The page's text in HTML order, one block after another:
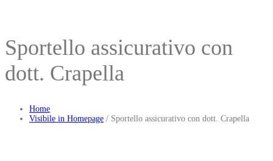
Sportello assicurativo con
dott. Crapella
Home
Visibile in Homepage / Sportello assicurativo con dott. Crapella